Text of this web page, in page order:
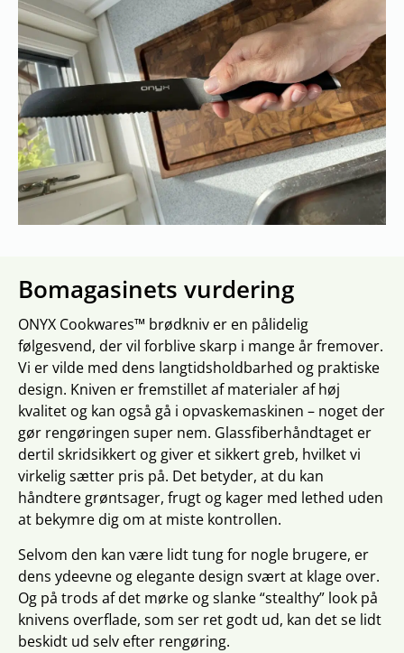
Bomagasinets vurdering
ONYX Cookwares™ brødkniv er en pålidelig
følgesvend, der vil forblive skarp i mange år fremover.
Vi er vilde med dens langtidsholdbarhed og praktiske
design. Kniven er fremstillet af materialer af høj
kvalitet og kan også gå i opvaskemaskinen – noget der
gør rengøringen super nem. Glassfiberhåndtaget er
dertil skridsikkert og giver et sikkert greb, hvilket vi
virkelig sætter pris på. Det betyder, at du kan
håndtere grøntsager, frugt og kager med lethed uden
at bekymre dig om at miste kontrollen.
Selvom den kan være lidt tung for nogle brugere, er
dens ydeevne og elegante design svært at klage over.
Og på trods af det mørke og slanke “stealthy” look på
knivens overflade, som ser ret godt ud, kan det se lidt
beskidt ud selv efter rengøring.